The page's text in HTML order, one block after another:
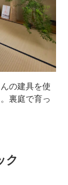
の建具を使
裏庭で育っ
ク